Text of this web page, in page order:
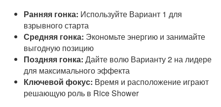
Ранняя гонка: Используйте Вариант 1 для
взрывного старта
Средняя гонка: Экономьте энергию и занимайте
выгодную позицию
Поздняя гонка: Дайте волю Варианту 2 на лидере
для максимального эффекта
Ключевой фокус: Время и расположение играют
решающую роль в Rice Shower